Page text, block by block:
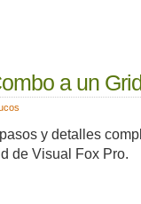
a un
y detalles
de Visual Fox Pro.